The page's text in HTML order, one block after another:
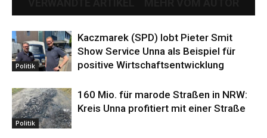
Politik
Kaczmarek (SPD) lobt Pieter Smit
Show Service Unna als Beispiel für
positive Wirtschaftsentwicklung
Politik
160 Mio. für marode Straßen in NRW:
Kreis Unna profitiert mit einer Straße